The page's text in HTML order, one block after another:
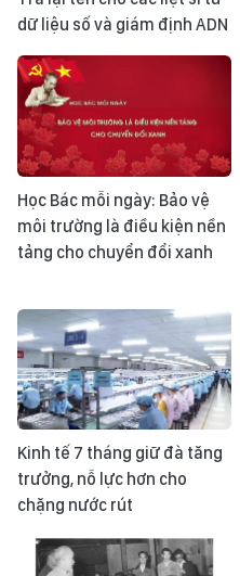
dữ liệu số và giám định ADN
Học Bác mỗi ngày: Bảo vệ
môi trường là điều kiện nền
tảng cho chuyển đổi xanh
Kinh tế 7 tháng giữ đà tăng
trưởng, nỗ lực hơn cho
chặng nước rút